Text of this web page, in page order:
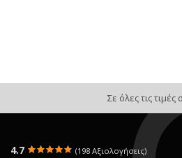
Σε όλες τις
4.7 (198 Αξιολογήσεις)